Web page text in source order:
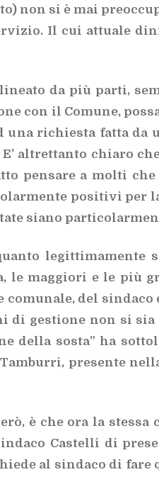
non si è mai
Il cui at­tua­le
da più par­ti,
con il Co­mu­ne,
ri­chie­sta fat­ta da
al­tret­tan­to chia­ro
pen­sa­re a mol­ti
po­si­ti­vi per
sia­no
le­git­ti­ma­men­te
le mag­gio­ri e le più
del sin­da­co
di ge­stio­ne non si
del­la so­sta” ha
Tam­bur­ri, pre­sen­te
è che ora la
Ca­stel­li di
al sin­da­co di